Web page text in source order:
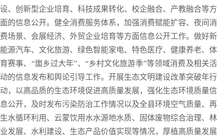
设、创新型企业培育、科技成果转化、校企融合、产教融合等方
面的信息公开。健全消费服务体系，加强消费赋能扩容、夜间消
费场景、会展经济、外贸企业培育等方面信息公开工作。做好新
能源汽车、文化旅游、绿色智能家电、特色医疗、健康养老、体
育赛事、“崮乡过大年”、“乡村文化旅游季”等领域消费及相关活
动的信息发布和舆论引导工作。开展生态文明建设改革突破年行
动，以高品质的生态环境促进高质量发展，强化生态环境质量信
息公开，及时发布污染防治工作情况以及全县环境空气质量、再
生水循环利用、云蒙饮用水水源地水质、固体废物综合治理、林
业发展、水利建设、生态产品价值实现等情况，厚植高质量发展